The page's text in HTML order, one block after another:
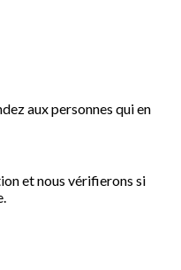
aux personnes qui en
et nous vérifierons si